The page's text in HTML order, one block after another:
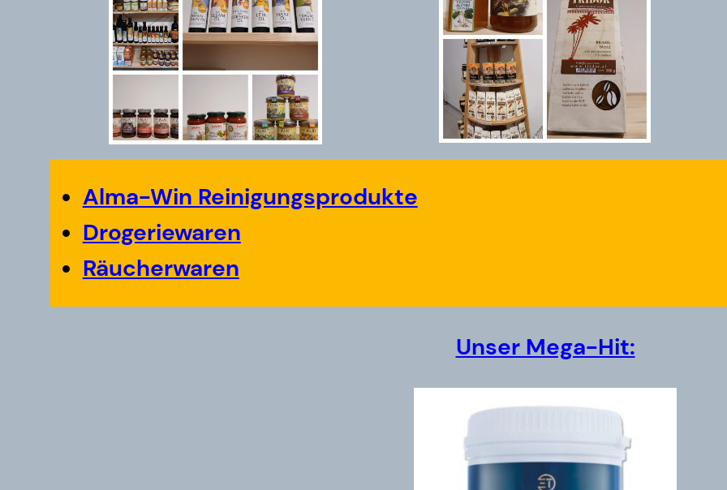
Alma-Win Reinigungsprodukte
Drogeriewaren
Räucherwaren
Unser Mega-Hit: